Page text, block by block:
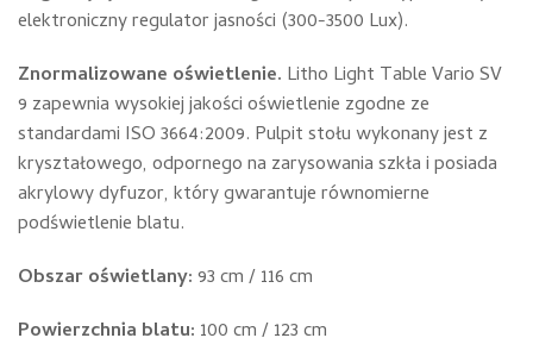
elektroniczny regulator jasności (300-3500 Lux).
Znormalizowane oświetlenie. Litho Light Table Vario SV
9 zapewnia wysokiej jakości oświetlenie zgodne ze
standardami ISO 3664:2009. Pulpit stołu wykonany jest z
kryształowego, odpornego na zarysowania szkła i posiada
akrylowy dyfuzor, który gwarantuje równomierne
podświetlenie blatu.
Obszar oświetlany:93 cm / 116 cm
Powierzchnia blatu: 100 cm / 123 cm